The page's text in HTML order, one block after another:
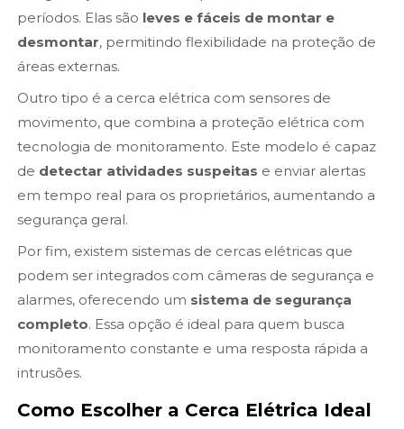
períodos. Elas são leves e fáceis de montar e
desmontar, permitindo flexibilidade na proteção de
áreas externas.
Outro tipo é a cerca elétrica com sensores de
movimento, que combina a proteção elétrica com
tecnologia de monitoramento. Este modelo é capaz
de detectar atividades suspeitas e enviar alertas
em tempo real para os proprietários, aumentando a
segurança geral.
Por fim, existem sistemas de cercas elétricas que
podem ser integrados com câmeras de segurança e
alarmes, oferecendo um sistema de segurança
completo. Essa opção é ideal para quem busca
monitoramento constante e uma resposta rápida a
intrusões.
Como Escolher a Cerca Elétrica Ideal